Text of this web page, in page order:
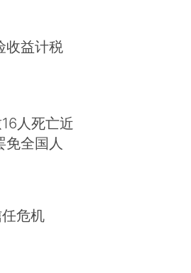
收益计税
人死亡近
免全国人
危机